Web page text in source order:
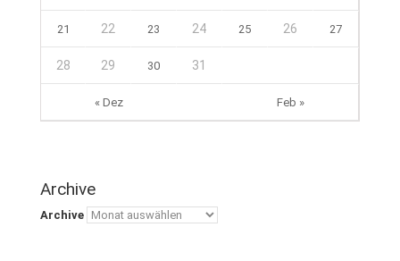
« Dez Feb »
21 22 23 24 25 26 27
28 29 30 31
Archive
Archive